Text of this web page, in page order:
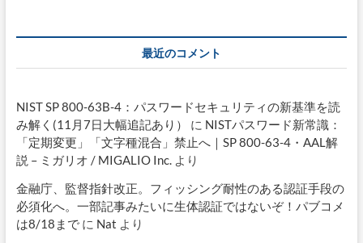
最近のコメント
NIST SP 800-63B-4：パスワードセキュリティの新基準を読
み解く(11月7日大幅追記あり）
に NISTパスワード新常識：
「定期変更」「文字種混合」禁止へ｜SP 800-63-4・AAL解
説 – ミガリオ / MIGALIO Inc.より
金融庁、監督指針改正。フィッシング耐性のある認証手段の
必須化へ。一部記事みたいに生体認証ではないぞ！パブコメ
は8/18までに Nat より